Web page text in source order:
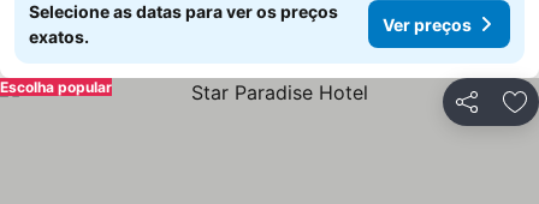
Selecione as datas para ver os preços
exatos.
Ver preços
Partilhar
Escolha popular